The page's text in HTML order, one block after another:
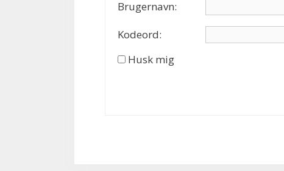
Brugernavn:
Kodeord:
Husk mig